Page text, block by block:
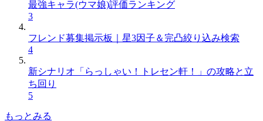
最強キャラ(ウマ娘)評価ランキング
3
フレンド募集掲示板｜星3因子＆完凸絞り込み検索
4
新シナリオ「らっしゃい！トレセン軒！」の攻略と立
ち回り
5
もっとみる